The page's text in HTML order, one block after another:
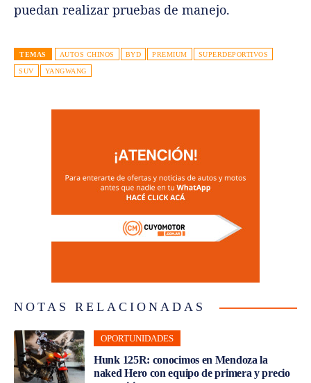
puedan realizar pruebas de manejo.
TEMAS AUTOS CHINOS BYD PREMIUM SUPERDEPORTIVOS
SUV YANGWANG
NOTAS RELACIONADAS
OPORTUNIDADES
Hunk 125R: conocimos en Mendoza la
naked Hero con equipo de primera y precio